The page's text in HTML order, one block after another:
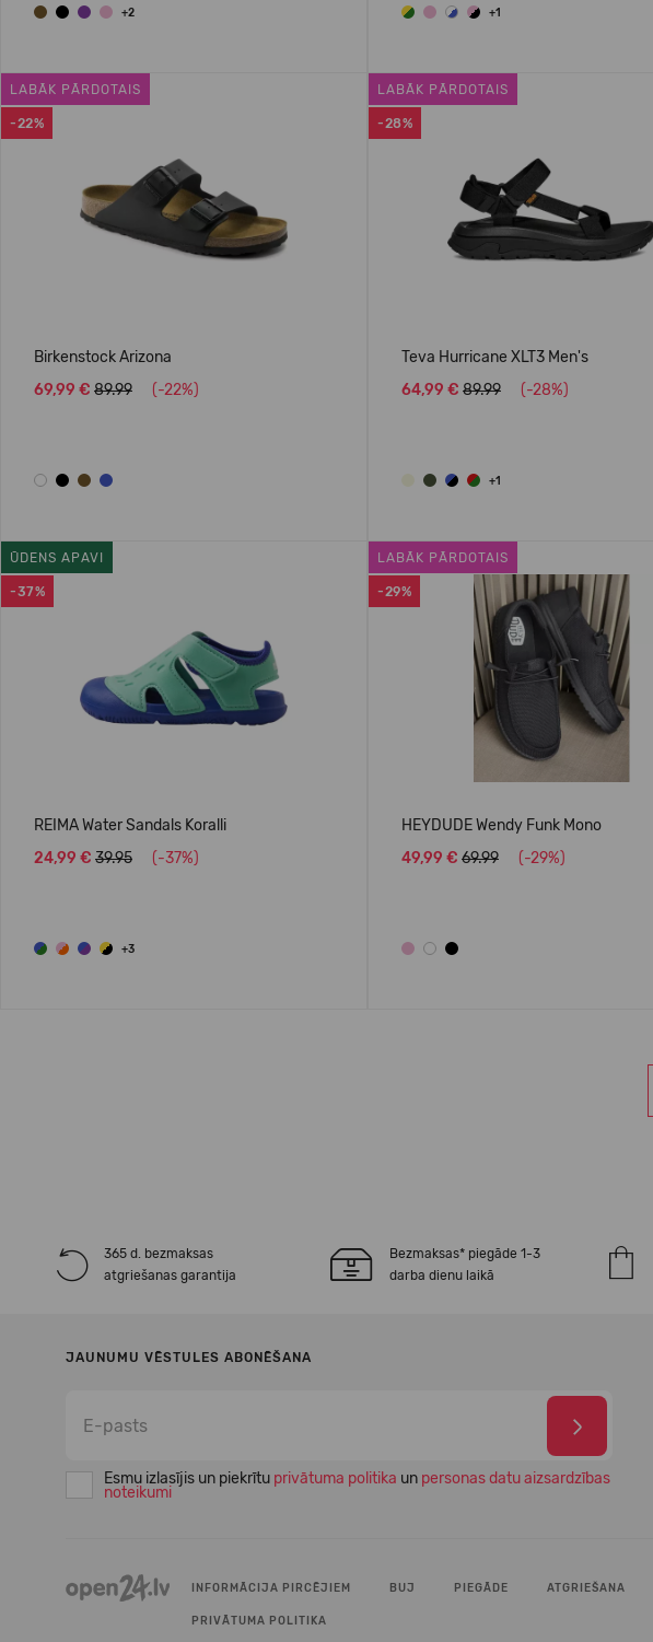
+2 +1
-22%
LABĀK PĀRDOTAIS
Birkenstock Arizona
69,99 € 89.99 (-22%)
-28%
LABĀK PĀRDOTAIS
Teva Hurricane XLT3 Men's
64,99 € 89.99 (-28%)
+1
-37%
ŪDENS APAVI
REIMA Water Sandals Koralli
24,99 € 39.95 (-37%)
+3
-29%
LABĀK PĀRDOTAIS
HEYDUDE Wendy Funk Mono
49,99 € 69.99 (-29%)
365 d. bezmaksas
atgriešanas garantija
Bezmaksas* piegāde 1-3
darba dienu laikā
JAUNUMU VĒSTULES ABONĒŠANA
Esmu izlasījis un piekrītu privātuma politika un personas datu aizsardzības
noteikumi
INFORMĀCIJA PIRCĒJIEM BUJ PIEGĀDE ATGRIEŠANA
PRIVĀTUMA POLITIKA